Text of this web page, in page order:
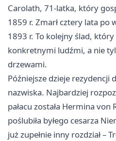
Carolath, 71-latka, który
1859 r. Zmarł cztery lata po
1893 r. To kolejny ślad,
konkretnymi ludźmi, a nie
drzewami.
Późniejsze dzieje rezydencji
nazwiska. Najbardziej
pałacu została Hermina von
poślubiła byłego cesarza
już zupełnie inny rozdział –